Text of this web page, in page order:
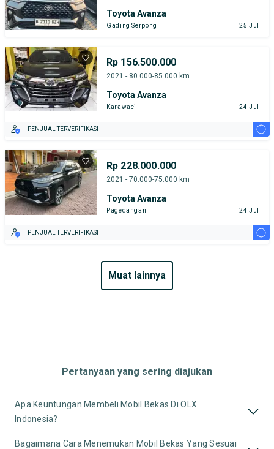
Toyota Avanza
Gading Serpong 25 Jul
Rp 156.500.000
2021 - 80.000-85.000 km
Toyota Avanza
Karawaci 24 Jul
PENJUAL TERVERIFIKASI i
Rp 228.000.000
2021 - 70.000-75.000 km
Toyota Avanza
Pagedangan 24 Jul
PENJUAL TERVERIFIKASI i
muat lainnya
Pertanyaan yang sering diajukan
Apa Keuntungan Membeli Mobil Bekas Di OLX
Indonesia?
Bagaimana Cara Menemukan Mobil Bekas Yang Sesuai